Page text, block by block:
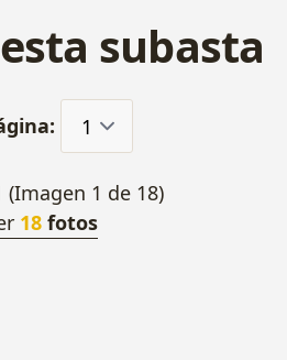
subasta
18 fotos